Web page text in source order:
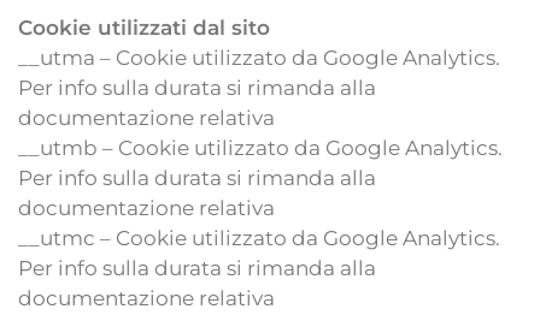
Cookie utilizzati dal sito
__utma – Cookie utilizzato da Google Analytics.
Per info sulla durata si rimanda alla
documentazione relativa
__utmb – Cookie utilizzato da Google Analytics.
Per info sulla durata si rimanda alla
documentazione relativa
__utmc – Cookie utilizzato da Google Analytics.
Per info sulla durata si rimanda alla
documentazione relativa